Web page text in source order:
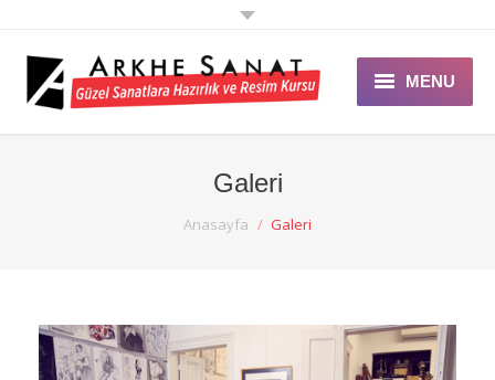
MENU
ARKHE SANAT
ÖZEL DERS
Galeri
Anasayfa Galeri